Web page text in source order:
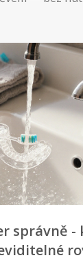
správně -